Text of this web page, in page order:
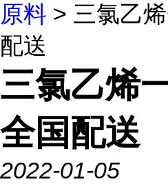
原料 > 三氯乙
配送
三氯乙烯
全国配送
2022-01-05